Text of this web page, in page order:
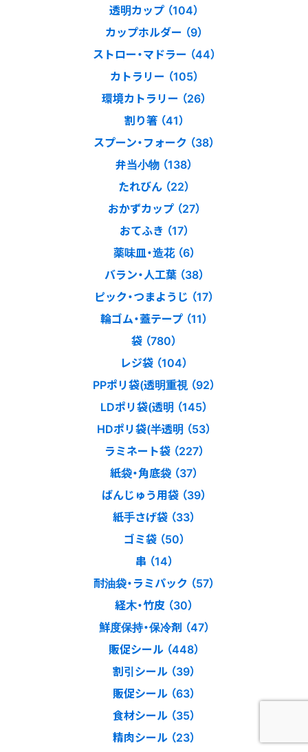
透明カップ （104）
カップホルダー （9）
ストロー・マドラー （44）
カトラリー （105）
環境カトラリー （26）
割り箸 （41）
スプーン・フォーク （38）
弁当小物 （138）
たれびん （22）
おかずカップ （27）
おてふき （17）
薬味皿・造花 （6）
バラン・人工葉 （38）
ピック・つまようじ （17）
輪ゴム・蓋テープ （11）
袋 （780）
レジ袋 （104）
PPポリ袋(透明重視 （92）
LDポリ袋(透明 （145）
HDポリ袋(半透明 （53）
ラミネート袋 （227）
紙袋・角底袋 （37）
ばんじゅう用袋 （39）
紙手さげ袋 （33）
ゴミ袋 （50）
串 （14）
耐油袋・ラミパック （57）
経木・竹皮 （30）
鮮度保持・保冷剤 （47）
販促シール （448）
割引シール （39）
販促シール （63）
食材シール （35）
精肉シール （23）